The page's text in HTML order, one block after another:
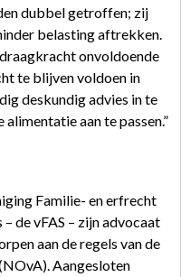
dubbel getroffen; zij
belasting aftrekken.
onvoldoende
te blijven voldoen in
deskundig advies in te
aan te passen.”
Familie- en erfrecht
de vFAS – zijn advocaat
aan de regels van de
Aangesloten